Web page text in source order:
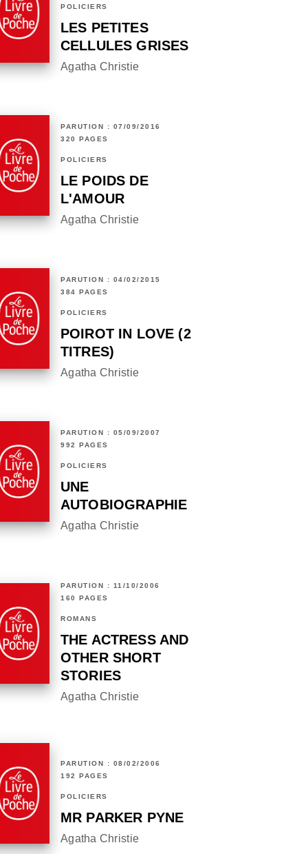
POLICIERS
LES PETITES
CELLULES GRISES
Agatha Christie
PARUTION : 07/09/2016
320 PAGES
POLICIERS
LE POIDS DE
L'AMOUR
Agatha Christie
PARUTION : 04/02/2015
384 PAGES
POLICIERS
POIROT IN LOVE (2
TITRES)
Agatha Christie
PARUTION : 05/09/2007
992 PAGES
POLICIERS
UNE
AUTOBIOGRAPHIE
Agatha Christie
PARUTION : 11/10/2006
160 PAGES
ROMANS
THE ACTRESS AND
OTHER SHORT
STORIES
Agatha Christie
PARUTION : 08/02/2006
192 PAGES
POLICIERS
MR PARKER PYNE
Agatha Christie